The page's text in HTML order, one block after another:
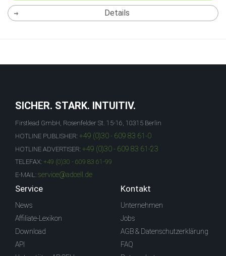
Details
SICHER. STARK. INTUITIV.
Firstlead GmbH, Rosenfelder St. 15-16, 10315 Berlin
HOTLINE PUBLISHER: +49 (0)30 - 609 83 61-0
HOTLINE ADVERTISER: +49 (0)30 - 609 83 61-23
TELEFAX: +49 (0)30 - 609 83 61-99
E-MAIL: service@adcell.de
Service
News
Affiliate-Lexikon
Download
API
Kontakt
Unternehmen
Jobs
AGB & Datenschutzerklärung
FAQ